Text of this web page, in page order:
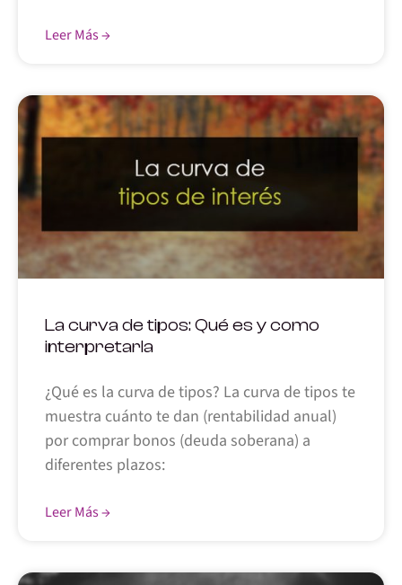
Leer Más →
La curva de tipos: Qué es y como
interpretarla
¿Qué es la curva de tipos? La curva de tipos te
muestra cuánto te dan (rentabilidad anual)
por comprar bonos (deuda soberana) a
diferentes plazos:
Leer Más →